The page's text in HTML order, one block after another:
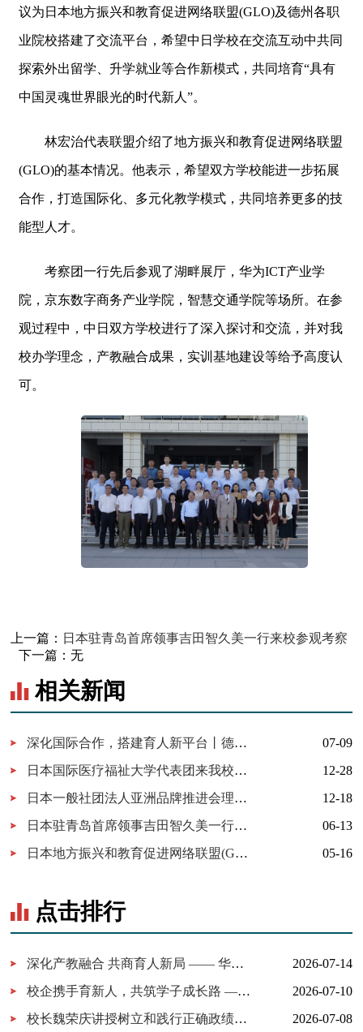
议为日本地方振兴和教育促进网络联盟(GLO)及德州各职
业院校搭建了交流平台，希望中日学校在交流互动中共同
探索外出留学、升学就业等合作新模式，共同培育“具有
中国灵魂世界眼光的时代新人”。
林宏治代表联盟介绍了地方振兴和教育促进网络联盟
(GLO)的基本情况。他表示，希望双方学校能进一步拓展
合作，打造国际化、多元化教学模式，共同培养更多的技
能型人才。
考察团一行先后参观了湖畔展厅，华为ICT产业学
院，京东数字商务产业学院，智慧交通学院等场所。在参
观过程中，中日双方学校进行了深入探讨和交流，并对我
校办学理念，产教融合成果，实训基地建设等给予高度认
可。
上一篇： 日本驻青岛首席领事吉田智久美一行来校参观考察
下一篇：无
相关新闻
深化国际合作，搭建育人新平台丨德州工程职业学院与日本福祉大学签约
07-09
日本国际医疗福祉大学代表团来我校考察交流
12-28
日本一般社团法人亚洲品牌推进会理事长徐喜龙来我校考察交流
12-18
日本驻青岛首席领事吉田智久美一行来校参观考察
06-13
日本地方振兴和教育促进网络联盟(GLO)及德州各职业院校来我校开展国际交流活动
05-16
点击排行
深化产教融合 共商育人新局 —— 华为技术有限公司一行来我校考察...
2026-07-14
校企携手育新人，共筑学子成长路 ——百胜中国山东分公司来校交...
2026-07-10
校长魏荣庆讲授树立和践行正确政绩观学习教育专题党课
2026-07-08